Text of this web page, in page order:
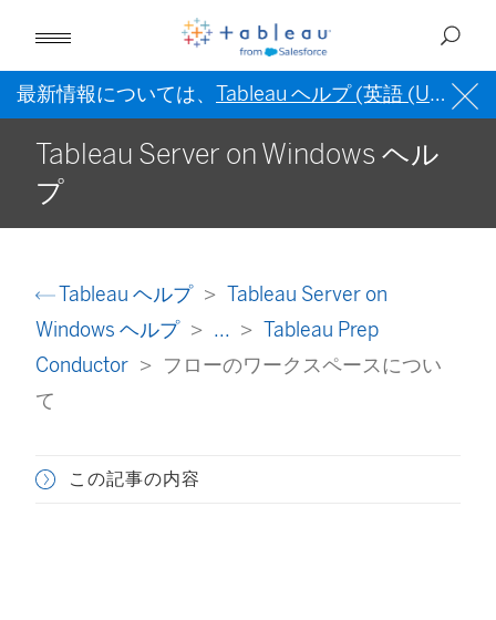
最新情報については、 Tableau ヘルプ (英語 (US)) を
Tableau Server on Windows ヘル
プ
Tableau ヘルプ
Tableau Server on
Windows ヘルプ
...
Tableau Prep
Conductor
フローのワークスペースについ
て
この記事の内容